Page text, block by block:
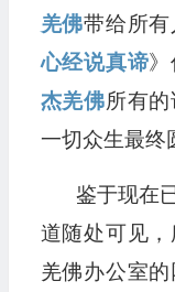
羌佛带给所
心经说真谛
杰羌佛所有
一切众生最终
鉴于现在
道随处可见
羌佛办公室